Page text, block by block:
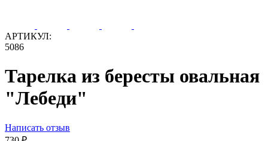
АРТИКУЛ:
5086
Тарелка из бересты овальная
"Лебеди"
Написать отзыв